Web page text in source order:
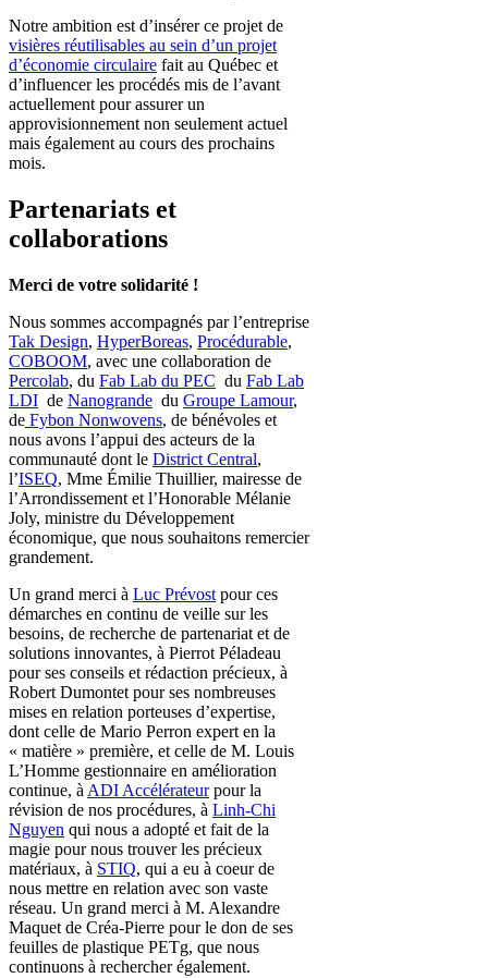
Notre ambition est d’insérer ce projet de
visières réutilisables au sein d’un projet
d’économie circulaire fait au Québec et
d’influencer les procédés mis de l’avant
actuellement pour assurer un
approvisionnement non seulement actuel
mais également au cours des prochains
mois.
Partenariats et
collaborations
Merci de votre solidarité !
Nous sommes accompagnés par l’entreprise
Tak Design, HyperBoreas, Procédurable,
COBOOM, avec une collaboration de
Percolab, du Fab Lab du PEC du Fab Lab
LDI de Nanogrande du Groupe Lamour,
de Fybon Nonwovens, de bénévoles et
nous avons l’appui des acteurs de la
communauté dont le District Central,
l’ISEQ, Mme Émilie Thuillier, mairesse de
l’Arrondissement et l’Honorable Mélanie
Joly, ministre du Développement
économique, que nous souhaitons remercier
grandement.
Un grand merci à Luc Prévost pour ces
démarches en continu de veille sur les
besoins, de recherche de partenariat et de
solutions innovantes, à Pierrot Péladeau
pour ses conseils et rédaction précieux, à
Robert Dumontet pour ses nombreuses
mises en relation porteuses d’expertise,
dont celle de Mario Perron expert en la
« matière » première, et celle de M. Louis
L’Homme gestionnaire en amélioration
continue, à ADI Accélérateurpour la
révision de nos procédures, à Linh-Chi
Nguyen qui nous a adopté et fait de la
magie pour nous trouver les précieux
matériaux, à STIQ, qui a eu à coeur de
nous mettre en relation avec son vaste
réseau. Un grand merci à M. Alexandre
Maquet de Créa-Pierre pour le don de ses
feuilles de plastique PETg, que nous
continuons à rechercher également.